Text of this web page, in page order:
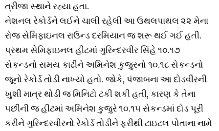
ત્રીજા સ્થાને રહ્યા હતા.
નેશનલ રેકોર્ડને લઈને ચાલી રહેલી આ ઉથલપાથલ ૨૨ મેના
રોજ સેમિફાઇનલ રાઉન્ડ દરમિયાન જ શરૂ થઈ ગઈ હતી.
પ્રથમ સેમિફાઇનલ હીટમાં ગુરિન્દરવીર સિંહે ૧૦.૧૭
સેકન્ડનો સમય કાઢીને અમિનેશ કુજુરનો ૧૦.૧૮ સેકન્ડનો
જૂનો રેકોર્ડ તોડી નાખ્યો હતો. જોકે, પંજાબના આ દોડવીરની
ખુશી માત્ર થોડી જ મિનિટો ટકી શકી હતી, કારણ કે તેના
પછીની જ હીટમાં અમિનેશ કુજુરે ૧૦.૧૫ સેકન્ડમાં દોડ પૂરી
કરીને ગુરિન્દરવીરનો રેકોર્ડ તોડીને ફરીથી ટાઇટલ પોતાના નામે